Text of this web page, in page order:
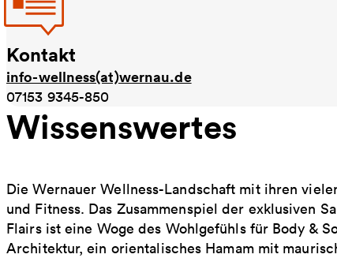
Kontakt
info-wellness(at)wernau.de
07153 9345-850
Wissenswertes
Die Wernauer Wellness-Landschaft mit ihren
und Fitness. Das Zusammenspiel der exklusiven
Flairs ist eine Woge des Wohlgefühls für Body &
Architektur, ein orientalisches Hamam mit